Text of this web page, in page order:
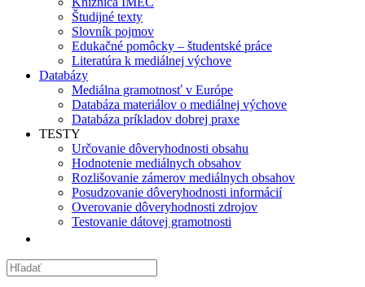
Študijné texty
Slovník pojmov
Edukačné pomôcky – študentské práce
Literatúra k mediálnej výchove
Databázy
Mediálna gramotnosť v Európe
Databáza materiálov o mediálnej výchove
Databáza príkladov dobrej praxe
TESTY
Určovanie dôveryhodnosti obsahu
Hodnotenie mediálnych obsahov
Rozlišovanie zámerov mediálnych obsahov
Posudzovanie dôveryhodnosti informácií
Overovanie dôveryhodnosti zdrojov
Testovanie dátovej gramotnosti